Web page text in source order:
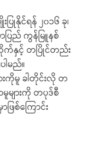
နိုင်ရန် ၂၀၁၆ ခု၊
ြည် ကွန်မြူနစ်
ဆိုက်နှင့် တပြိုင်တည်း
မည်။
းကိုမူ ခါတိုင်းလို တ
များကို တပုဒ်စီ
ြစ်ကြောင်း